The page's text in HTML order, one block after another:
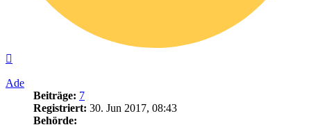
Ade
Beiträge: 7
Registriert: 30. Jun 2017, 08:43
Behörde: